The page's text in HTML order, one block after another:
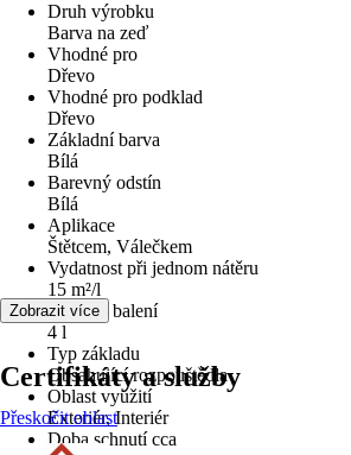
Druh výrobku
Barva na zeď
Vhodné pro
Dřevo
Vhodné pro podklad
Dřevo
Základní barva
Bílá
Barevný odstín
Bílá
Aplikace
Štětcem, Válečkem
Vydatnost při jednom nátěru
15 m²/l
Velikost balení
4 l
Typ základu
Obsahující rozpouštědla
Oblast využití
Exteriér, Interiér
Doba schnutí cca
Zobrazit více
Certifikáty a služby
Přeskočit oblast